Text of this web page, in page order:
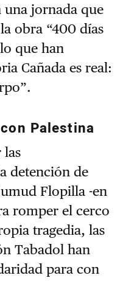
una jornada que
obra “400 días
que han
Cañada es real:
Palestina
las
detención de
Flopilla -en
romper el cerco
tragedia, las
Tabadol han
para con